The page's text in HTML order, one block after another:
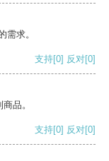
需求。
支持[0] 反对[0]
品。
支持[0] 反对[0]